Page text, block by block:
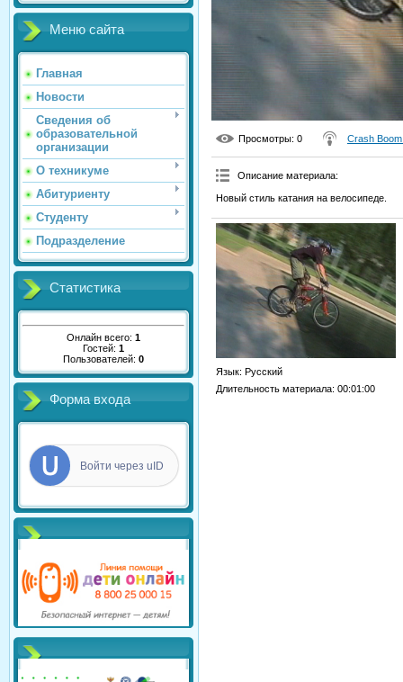
Меню сайта
Главная
Новости
Сведения об
образовательной
организации
О техникуме
Абитуриенту
Студенту
Подразделение
Статистика
Онлайн всего: 1
Гостей: 1
Пользователей: 0
Форма входа
Войти через uID
Просмотры: 0 Crash
Описание материала:
Новый стиль катания на велосипеде.
Язык: Русский
Длительность материала: 00:01:00